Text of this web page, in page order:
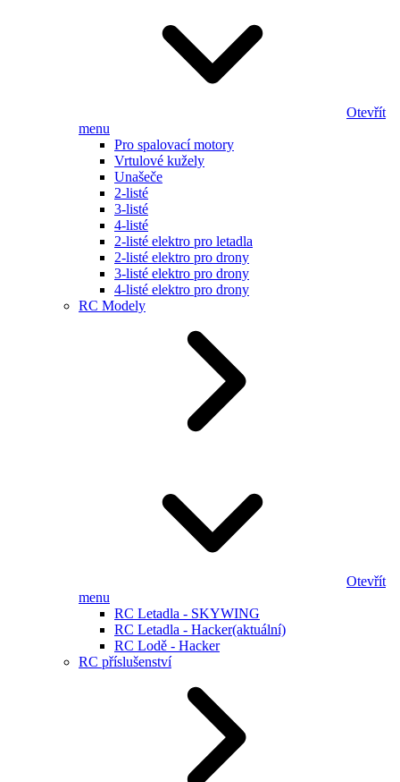
Otevřít
menu
Pro spalovací motory
Vrtulové kužely
Unašeče
2-listé
3-listé
4-listé
2-listé elektro pro letadla
2-listé elektro pro drony
3-listé elektro pro drony
4-listé elektro pro drony
RC Modely
Otevřít
menu
RC Letadla - SKYWING
RC Letadla - Hacker(aktuální)
RC Lodě - Hacker
RC příslušenství